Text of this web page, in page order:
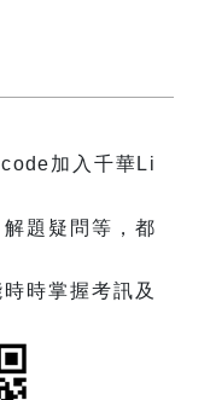
加入千華Li
題疑問等，都
時掌握考訊及